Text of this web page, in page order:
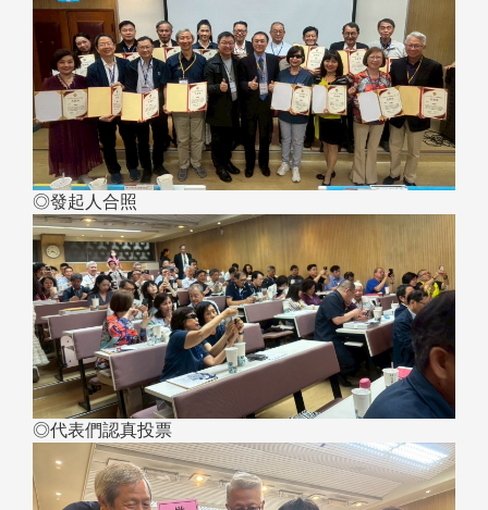
◎發起人合照
◎代表們認真投票